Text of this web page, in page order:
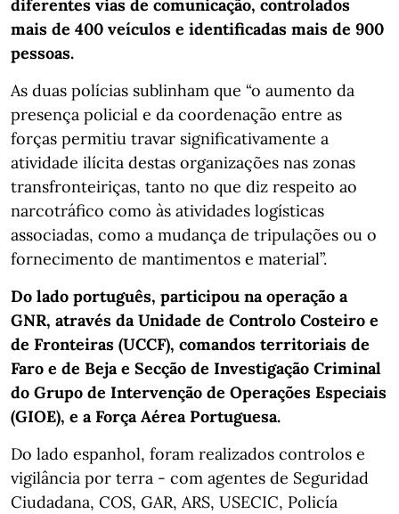
diferentes vias de comunicação, controlados
mais de 400 veículos e identificadas mais de 900
pessoas.
As duas polícias sublinham que “o aumento da
presença policial e da coordenação entre as
forças permitiu travar significativamente a
atividade ilícita destas organizações nas zonas
transfronteiriças, tanto no que diz respeito ao
narcotráfico como às atividades logísticas
associadas, como a mudança de tripulações ou o
fornecimento de mantimentos e material”.
Do lado português, participou na operação a
GNR, através da Unidade de Controlo Costeiro e
de Fronteiras (UCCF), comandos territoriais de
Faro e de Beja e Secção de Investigação Criminal
do Grupo de Intervenção de Operações Especiais
(GIOE), e a Força Aérea Portuguesa.
Do lado espanhol, foram realizados controlos e
vigilância por terra - com agentes de Seguridad
Ciudadana, COS, GAR, ARS, USECIC, Policía